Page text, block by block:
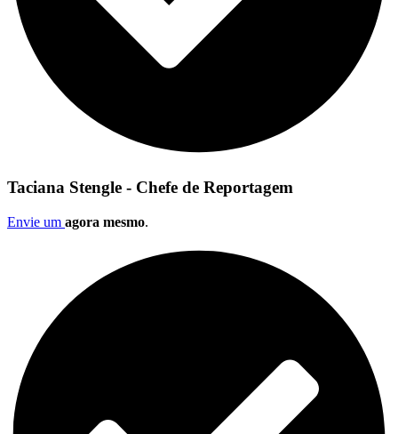
Taciana Stengle - Chefe de Reportagem
Envie um agora mesmo.